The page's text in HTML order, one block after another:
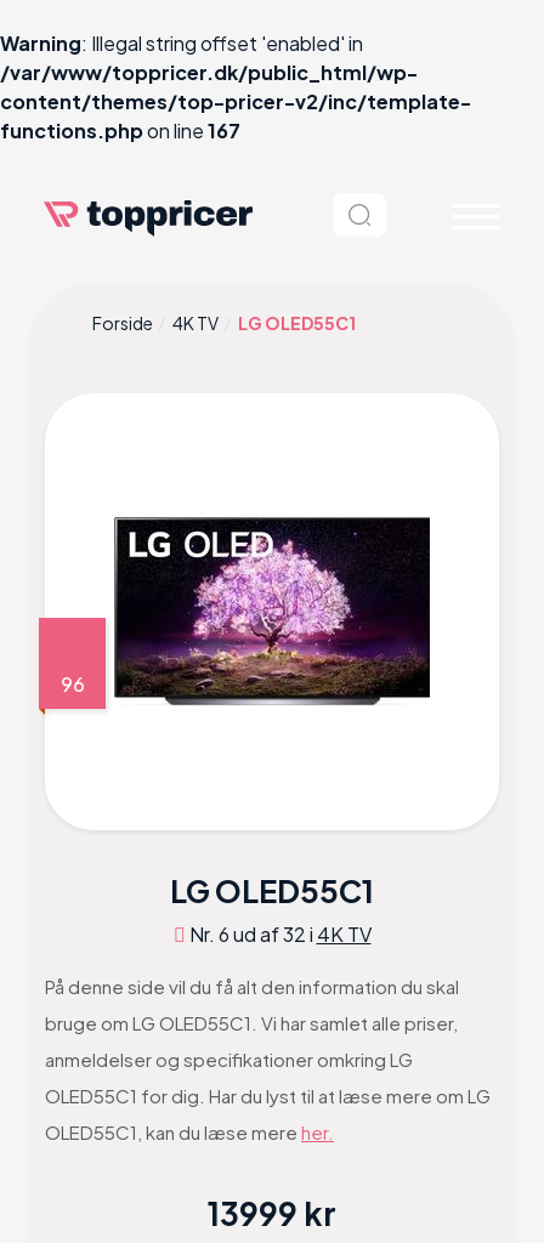
Warning: Illegal string offset 'enabled' in
/var/www/toppricer.dk/public_html/wp-
content/themes/top-pricer-v2/inc/template-
functions.phpon line167
Forside 4K TV LG OLED55C1
96
LG OLED55C1
Nr. 6 ud af 32 i 4K TV
På denne side vil du få alt den information du skal
bruge om LG OLED55C1. Vi har samlet alle priser,
anmeldelser og specifikationer omkring LG
OLED55C1 for dig. Har du lyst til at læse mere om LG
OLED55C1, kan du læse mere her.
13999 kr